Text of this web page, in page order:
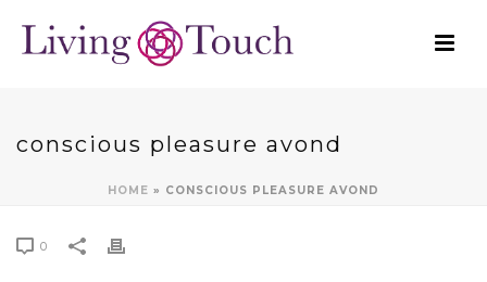
conscious pleasure avond
HOME » CONSCIOUS PLEASURE AVOND
0